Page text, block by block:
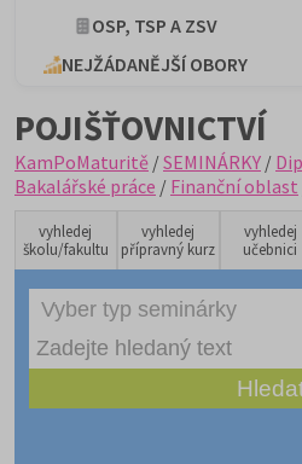
OSP, TSP A ZSV
NEJŽÁDANĚJŠÍ OBORY
POJIŠŤOVNICTVÍ
KamPoMaturitě /SEMINÁRKY /
Bakalářské práce / Finanční oblast
vyhledej
školu/fakultu
vyhledej
přípravný kurz
vyhledej
učebnici